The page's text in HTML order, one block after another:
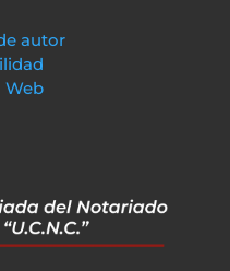
autor
Web